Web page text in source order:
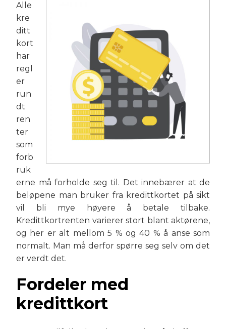
Alle
kre
ditt
kort
har
regl
er
run
dt
ren
ter
som
forb
ruk
erne må forholde seg til. Det innebærer at de
beløpene man bruker fra kredittkortet på sikt
vil bli mye høyere å betale tilbake.
Kredittkortrenten varierer stort blant aktørene,
og her er alt mellom 5 % og 40 % å anse som
normalt. Man må derfor spørre seg selv om det
er verdt det.
Fordeler med
kredittkort